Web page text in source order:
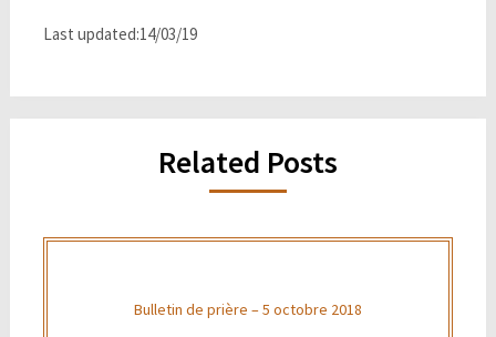
Last updated:14/03/19
Related Posts
Bulletin de prière – 5 octobre 2018